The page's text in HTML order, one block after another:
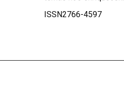
ISSN2766-4597